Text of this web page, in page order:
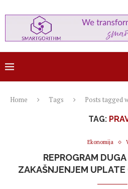
Home Tags Posts tagged
TAG:
Ekonomija
REPROGRAM
ZAKAŠNJENJEM